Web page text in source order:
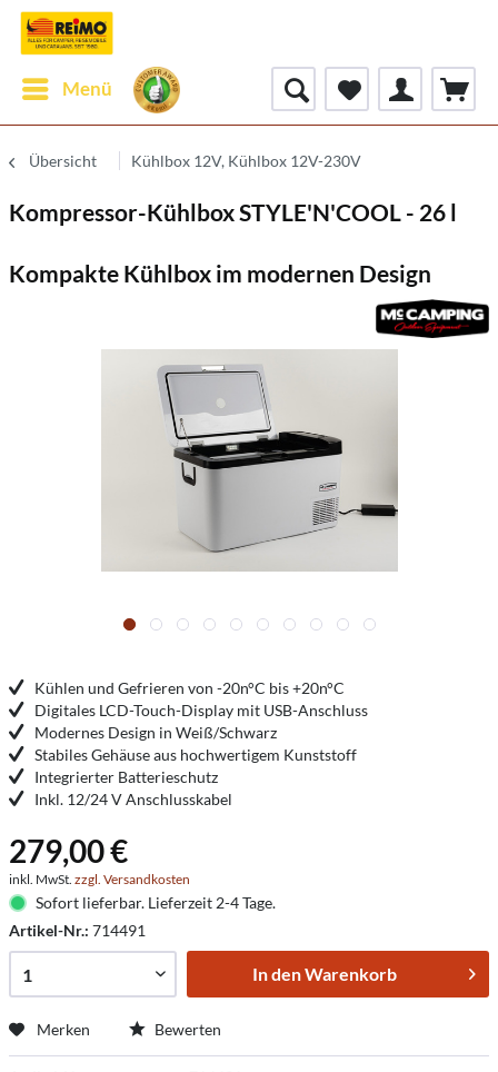
Menü
Übersicht Kühlbox 12V, Kühlbox 12V-230V
Kompressor-Kühlbox STYLE'N'COOL - 26 l
Kompakte Kühlbox im modernen Design
Kühlen und Gefrieren von -20n°C bis +20n°C
Digitales LCD-Touch-Display mit USB-Anschluss
Modernes Design in Weiß/Schwarz
Stabiles Gehäuse aus hochwertigem Kunststoff
Integrierter Batterieschutz
Inkl. 12/24 V Anschlusskabel
279,00 €
inkl. MwSt. zzgl. Versandkosten
Sofort lieferbar. Lieferzeit 2-4 Tage.
Artikel-Nr.: 714491
In denWarenkorb
Merken Bewerten